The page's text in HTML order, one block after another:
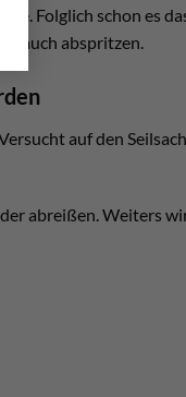
Folglich schon es
abspritzen.
auf den
abreißen. Weiters